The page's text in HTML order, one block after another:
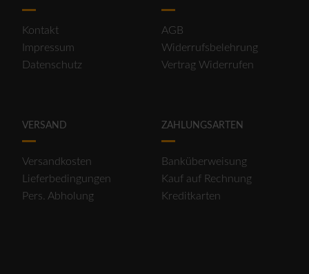
Kontakt
Impressum
Datenschutz
AGB
Widerrufsbelehrung
Vertrag Widerrufen
VERSAND
Versandkosten
Lieferbedingungen
Pers. Abholung
ZAHLUNGSARTEN
Banküberweisung
Kauf auf Rechnung
Kreditkarten